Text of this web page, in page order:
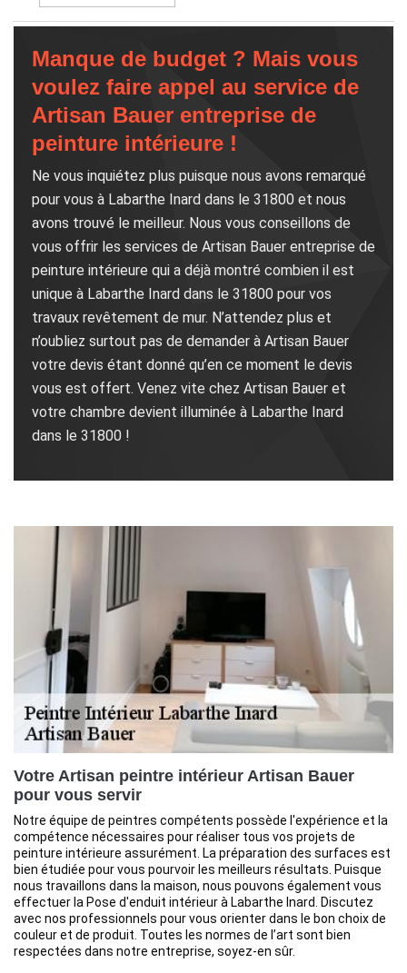
Manque de budget ? Mais vous
voulez faire appel au service de
Artisan Bauer entreprise de
peinture intérieure !
Ne vous inquiétez plus puisque nous avons remarqué
pour vous à Labarthe Inard dans le 31800 et nous
avons trouvé le meilleur. Nous vous conseillons de
vous offrir les services de Artisan Bauer entreprise de
peinture intérieure qui a déjà montré combien il est
unique à Labarthe Inard dans le 31800 pour vos
travaux revêtement de mur. N’attendez plus et
n’oubliez surtout pas de demander à Artisan Bauer
votre devis étant donné qu’en ce moment le devis
vous est offert. Venez vite chez Artisan Bauer et
votre chambre devient illuminée à Labarthe Inard
dans le 31800 !
Votre Artisan peintre intérieur Artisan Bauer
pour vous servir
Notre équipe de peintres compétents possède l'expérience et la
compétence nécessaires pour réaliser tous vos projets de
peinture intérieure assurément. La préparation des surfaces est
bien étudiée pour vous pourvoir les meilleurs résultats. Puisque
nous travaillons dans la maison, nous pouvons également vous
effectuer la Pose d'enduit intérieur à Labarthe Inard. Discutez
avec nos professionnels pour vous orienter dans le bon choix de
couleur et de produit. Toutes les normes de l’art sont bien
respectées dans notre entreprise, soyez-en sûr.